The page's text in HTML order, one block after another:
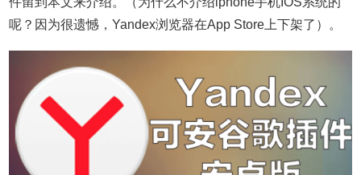
呢？因为很遗憾，Yandex浏览器在App Store上下架了）。